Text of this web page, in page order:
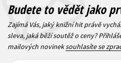
Budete to vědět jako
Zajímá Vás, jaký knižní hit právě
sleva, jaká běží soutěž o ceny?
mailových novineksouhlasíte se